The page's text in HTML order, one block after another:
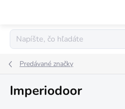
Predávané značky
Imperiodoor